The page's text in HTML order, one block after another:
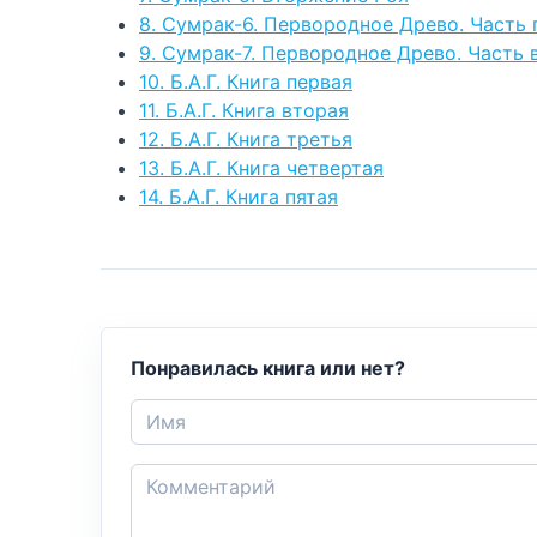
8. Сумрак-6. Первородное Древо. Часть
9. Сумрак-7. Первородное Древо. Часть
10. Б.А.Г. Книга первая
11. Б.А.Г. Книга вторая
12. Б.А.Г. Книга третья
13. Б.А.Г. Книга четвертая
14. Б.А.Г. Книга пятая
Понравилась книга или нет?